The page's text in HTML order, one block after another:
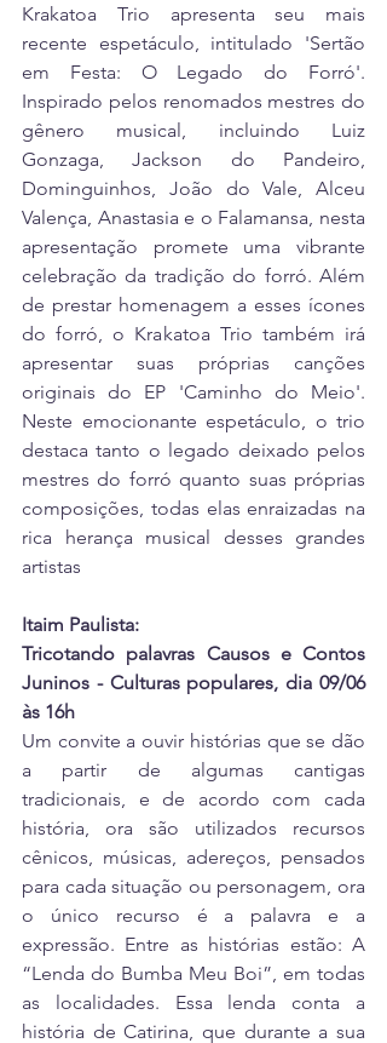
Krakatoa Trio apresenta seu mais
recente espetáculo, intitulado 'Sertão
em Festa: O Legado do Forró'.
Inspirado pelos renomados mestres do
gênero musical, incluindo Luiz
Gonzaga, Jackson do Pandeiro,
Dominguinhos, João do Vale, Alceu
Valença, Anastasia e o Falamansa, nesta
apresentação promete uma vibrante
celebração da tradição do forró. Além
de prestar homenagem a esses ícones
do forró, o Krakatoa Trio também irá
apresentar suas próprias canções
originais do EP 'Caminho do Meio'.
Neste emocionante espetáculo, o trio
destaca tanto o legado deixado pelos
mestres do forró quanto suas próprias
composições, todas elas enraizadas na
rica herança musical desses grandes
artistas
Itaim Paulista:
Tricotando palavras Causos e Contos
Juninos - Culturas populares, dia 09/06
às 16h
Um convite a ouvir histórias que se dão
a partir de algumas cantigas
tradicionais, e de acordo com cada
história, ora são utilizados recursos
cênicos, músicas, adereços, pensados
para cada situação ou personagem, ora
o único recurso é a palavra e a
expressão. Entre as histórias estão: A
“Lenda do Bumba Meu Boi”, em todas
as localidades. Essa lenda conta a
história de Catirina, que durante a sua